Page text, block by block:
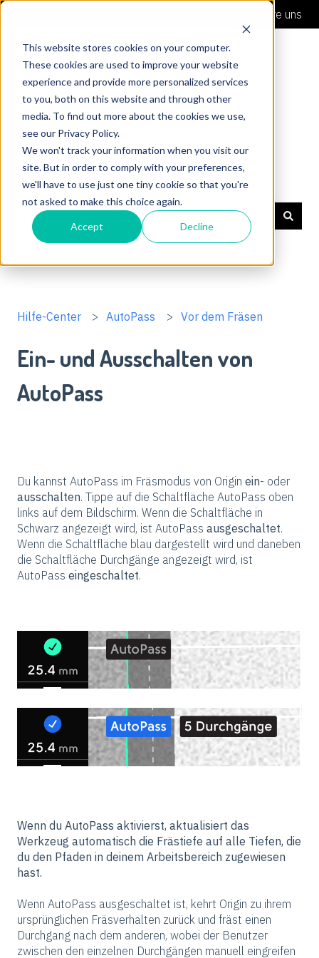
This website stores cookies on your computer.
These cookies are used to improve your website
experience and provide more personalized services
to you, both on this website and through other
media. To find out more about the cookies we use,
see our Privacy Policy.
We won't track your information when you visit our
site. But in order to comply with your preferences,
we'll have to use just one tiny cookie so that you're
not asked to make this choice again.
Accept Decline
Kontaktiere uns
Hilfe-Center
Es gibt keine Vorschläge, da das Suchfeld leer ist.
Hilfe-Center AutoPass Vor dem Fräsen
Ein- und Ausschalten von
AutoPass
Du kannst AutoPass im Fräsmodus von Origin ein- oder
ausschalten. Tippe auf die Schaltfläche AutoPass oben
links auf dem Bildschirm. Wenn die Schaltfläche in
Schwarz angezeigt wird, ist AutoPass ausgeschaltet.
Wenn die Schaltfläche blau dargestellt wird und daneben
die Schaltfläche Durchgänge angezeigt wird, ist
AutoPass eingeschaltet.
Wenn du AutoPass aktivierst, aktualisiert das
Werkzeug automatisch die Frästiefe auf alle Tiefen, die
du den Pfaden in deinem Arbeitsbereich zugewiesen
hast.
Wenn AutoPass ausgeschaltet ist, kehrt Origin zu ihrem
ursprünglichen Fräsverhalten zurück und fräst einen
Durchgang nach dem anderen, wobei der Benutzer
zwischen den einzelnen Durchgängen manuell eingreifen